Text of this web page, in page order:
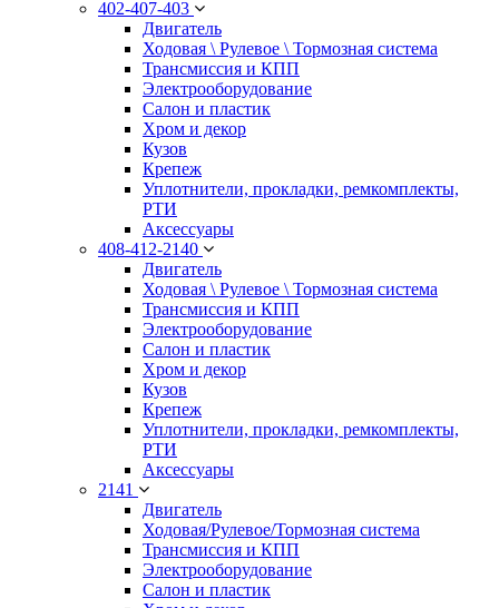
402-407-403
Двигатель
Ходовая \ Рулевое \ Тормозная система
Трансмиссия и КПП
Электрооборудование
Салон и пластик
Хром и декор
Кузов
Крепеж
Уплотнители, прокладки, ремкомплекты,
РТИ
Аксессуары
408-412-2140
Двигатель
Ходовая \ Рулевое \ Тормозная система
Трансмиссия и КПП
Электрооборудование
Салон и пластик
Хром и декор
Кузов
Крепеж
Уплотнители, прокладки, ремкомплекты,
РТИ
Аксессуары
2141
Двигатель
Ходовая/Рулевое/Тормозная система
Трансмиссия и КПП
Электрооборудование
Салон и пластик